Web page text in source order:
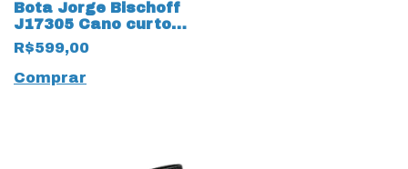
Bota Jorge Bischoff
J17305 Cano curto
em Couro 15292 Preto
R$599,00
Comprar